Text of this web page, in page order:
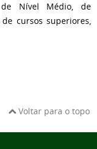
Nível Médio, de
cursos superiores,
Voltar para o topo